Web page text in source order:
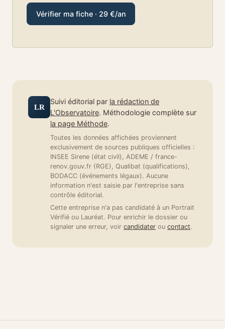
Vérifier ma fiche · 29 €/an
LR
Suivi éditorial par la rédaction de
L'Observatoire. Méthodologie complète sur
la page Méthode.
Toutes les données affichées proviennent
exclusivement de sources publiques officielles :
INSEE Sirene (état civil), ADEME / france-
renov.gouv.fr (RGE), Qualibat (qualifications),
BODACC (événements légaux). Aucune
information n'est saisie par l'entreprise sans
contrôle éditorial.
Cette entreprise n'a pas candidaté à un Portrait
Vérifié ou Lauréat. Pour enrichir le dossier ou
signaler une erreur, voir candidater ou contact.